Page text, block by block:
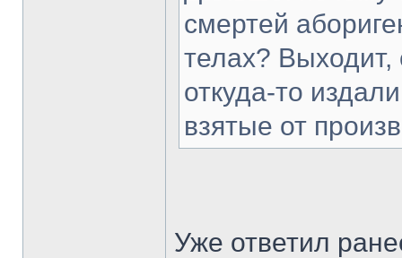
смертей
телах?
откуда-то
взятые от
Уже ответил